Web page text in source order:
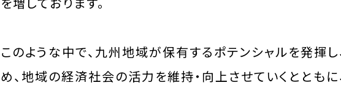
このような中で、九州地域が保有するポテンシャルを発揮
め、地域の経済社会の活力を維持・向上させていくとともに